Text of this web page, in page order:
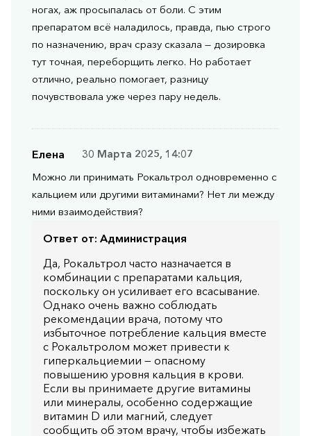
ногах, аж просыпалась от боли. С этим
препаратом всё наладилось, правда, пью строго
по назначению, врач сразу сказала — дозировка
тут точная, переборщить легко. Но работает
отлично, реально помогает, разницу
почувствовала уже через пару недель.
Елена
30 Марта 2025, 14:07
Можно ли принимать Рокальтрол одновременно с
кальцием или другими витаминами? Нет ли между
ними взаимодействия?
Ответ от: Администрация
Да, Рокальтрол часто назначается в
комбинации с препаратами кальция,
поскольку он усиливает его всасывание.
Однако очень важно соблюдать
рекомендации врача, потому что
избыточное потребление кальция вместе
с Рокальтролом может привести к
гиперкальциемии — опасному
повышению уровня кальция в крови.
Если вы принимаете другие витамины
или минералы, особенно содержащие
витамин D или магний, следует
сообщить об этом врачу, чтобы избежать